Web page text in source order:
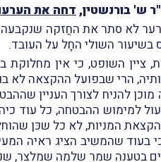
ש' בורנשטין, דחה את
לא סתר את החֲזקה שנקבעה
ציין השופט, כי אין
הרי שבפועל ההקצאה
מוכן להניח לצורך העניין
למימוש ההבטחה, כל עוד
המניות, לא כל שכּן
כי בעוד שהמשיב הציג ראיה
בטענה שמר שלמה שמלצר,